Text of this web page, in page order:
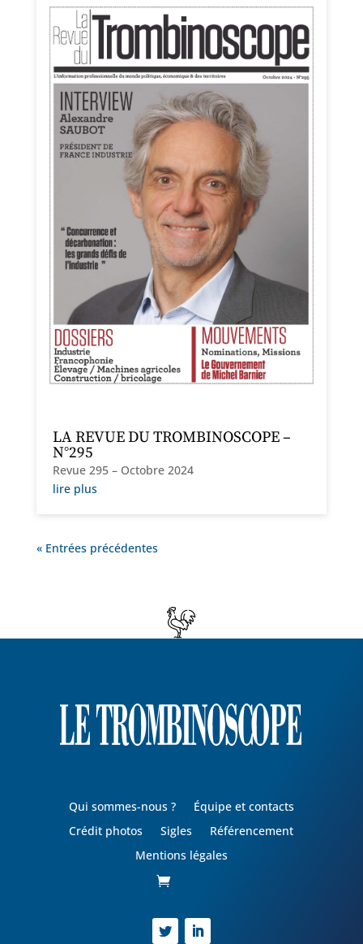
LA REVUE DU TROMBINOSCOPE –
N°295
Revue 295 – Octobre 2024
lire plus
« Entrées précédentes
Qui sommes-nous ?
Équipe et contacts
Crédit photos
Sigles
Référencement
Mentions légales